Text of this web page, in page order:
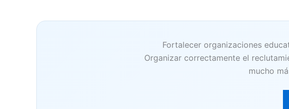
Fortalecer organizaciones
Organizar correctamente el
mucho